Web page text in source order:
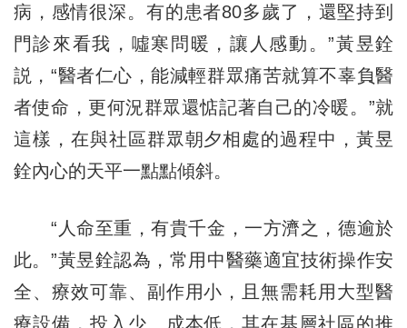
病，感情很深。有的患者80多歲了，還堅持到
門診來看我，噓寒問暖，讓人感動。”黃昱銓
説，“醫者仁心，能減輕群眾痛苦就算不辜負醫
者使命，更何況群眾還惦記著自己的冷暖。”就
這樣，在與社區群眾朝夕相處的過程中，黃昱
銓內心的天平一點點傾斜。
“人命至重，有貴千金，一方濟之，德逾於
此。”黃昱銓認為，常用中醫藥適宜技術操作安
全、療效可靠、副作用小，且無需耗用大型醫
療設備，投入少、成本低，其在基層社區的推